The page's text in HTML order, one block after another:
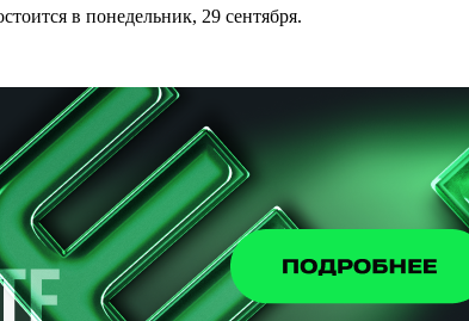
в понедельник, 29 сентября.